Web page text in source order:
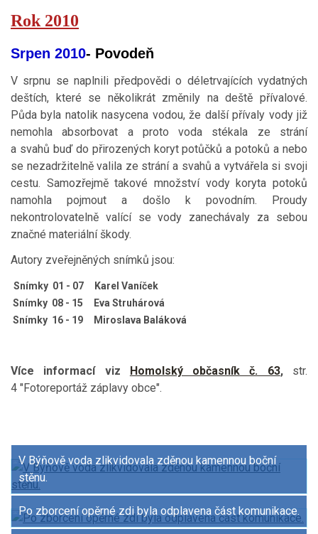
Rok 2010
Srpen 2010- Povodeň
V srpnu se naplnili předpovědi o déletrvajících vydatných
deštích, které se několikrát změnily na deště přívalové.
Půda byla natolik nasycena vodou, že další přívaly vody již
nemohla absorbovat a proto voda stékala ze strání
a svahů buď do přirozených koryt potůčků a potoků a nebo
se nezadržitelně valila ze strání a svahů a vytvářela si svoji
cestu. Samozřejmě takové množství vody koryta potoků
namohla pojmout a došlo k povodním. Proudy
nekontrolovatelně valící se vody zanechávaly za sebou
značné materiální škody.
Autory zveřejněných snímků jsou:
Snímky 01 - 07 Karel Vaníček
Snímky 08 - 15 Eva Struhárová
Snímky 16 - 19 Miroslava Baláková
Více informací viz Homolský občasník č. 63, str.
4 "Fotoreportáž záplavy obce".
V Býňově voda zlikvidovala zděnou kamennou boční
stěnu.
Po zborcení opěrné zdi byla odplavena část komunikace.